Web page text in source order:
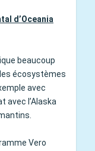
d’Oceania
beaucoup
écosystèmes
avec
avec l’Alaska
Vero